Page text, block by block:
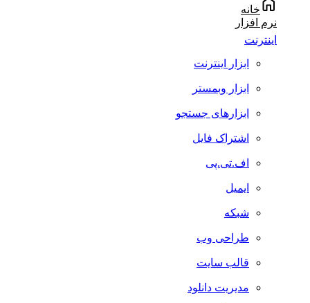
خانه
نرم افزار
اینترنت
ابزار اینترنت
ابزار وبمستر
ابزارهای جستجو
اشتراک فایل
اف.تی.پی
ایمیل
شبکه
طراحی وب
قالب سایت
مدیریت دانلود